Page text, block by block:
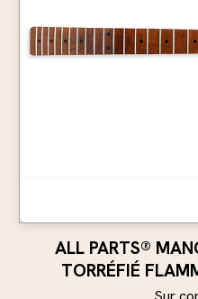
ALL PARTS®
TORRÉFIÉ